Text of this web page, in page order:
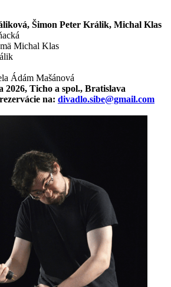
Šimon Peter Králik, Michal Klas
Michal Klas
Ádám Mašánová
2026, Ticho a spol., Bratislava
na: divadlo.sibe@gmail.com